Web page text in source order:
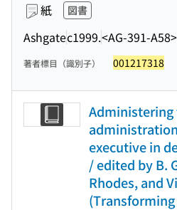
紙 図書
Ashgatec1999.<AG-391-A58>
著者標目（識別子） 001217318
executive in
/ edited by B.
Rhodes, and